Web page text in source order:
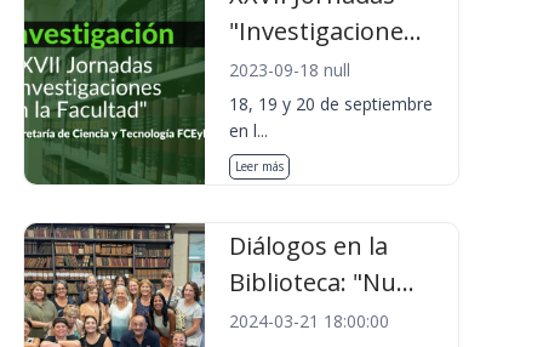
"Investigacione...
2023-09-18 null
18, 19 y 20 de septiembre
en l...
Leer más
Diálogos en la
Biblioteca: "Nu...
2024-03-21 18:00:00